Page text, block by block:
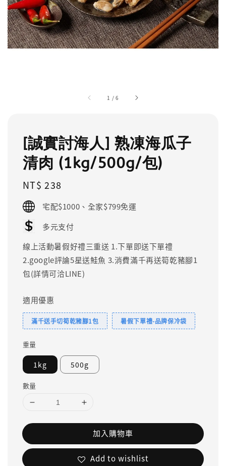
1 /6
[誠實討海人] 熟凍海瓜子
清肉 (1kg/500g/包)
Regular
price
NT$ 238
宅配$1000、全家$799免運
多元支付
線上活動暑假好禮三重送 1.下單即送下單禮
2.google評論5星送鮭魚 3.消費滿千再送筍乾豬腳1
包(詳情可洽LINE)
適用優惠
滿千送手切筍乾豬腳1包 暑假下單禮-品牌保冷袋
重量
1kg 500g
數量
加入購物車
Add to wishlist